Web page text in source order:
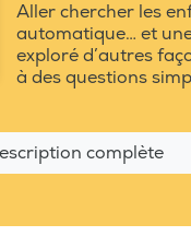
Aller chercher les
automatique… et
exploré d’autres
à des questions
complète